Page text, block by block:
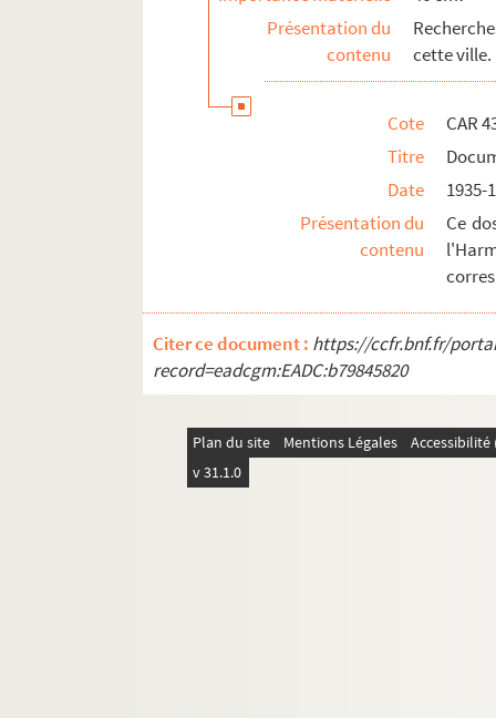
Présentation du
contenu
cette ville.
Cote
CAR
Titre
Date
1935-
Présentation du
contenu
Ce
Citer ce document : https://ccfr.bnf.fr/
record=eadcgm:EADC:b79845820
Plan du site Mentions Légales
v 31.1.0